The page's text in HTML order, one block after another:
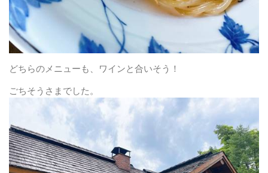
どちらのメニューも、ワインと合いそう！
ごちそうさまでした。